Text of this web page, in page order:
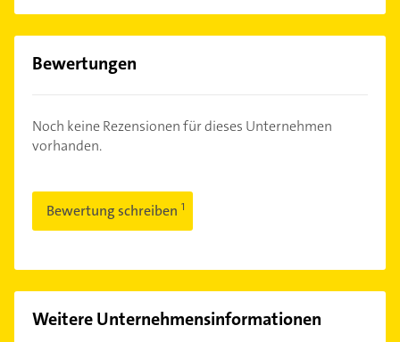
Bewertungen
Noch keine Rezensionen für dieses Unternehmen
vorhanden.
Bewertung schreiben
Weitere Unternehmensinformationen